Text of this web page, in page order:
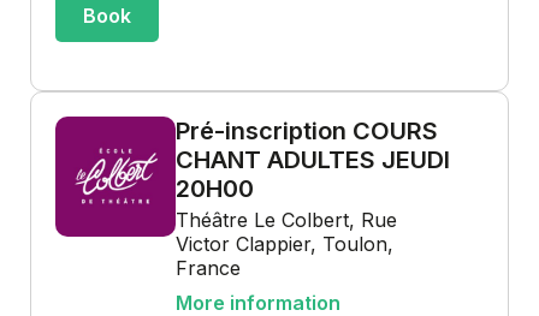
Book
Pré-inscription COURS
CHANT ADULTES JEUDI
20H00
Théâtre Le Colbert, Rue
Victor Clappier, Toulon,
France
More information